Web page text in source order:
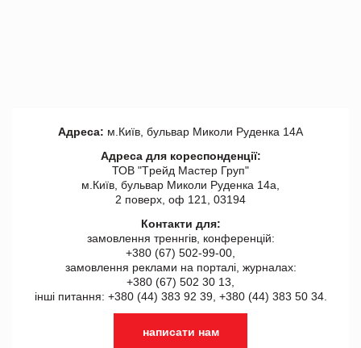
Адреса: м.Київ, бульвар Миколи Руденка 14А
Адреса для кореспонденції:
ТОВ "Tрейд Мастер Груп"
м.Київ, бульвар Миколи Руденка 14а,
2 поверх, оф 121, 03194
Контакти для:
замовлення треннгів, конференцій:
+380 (67) 502-99-00,
замовлення реклами на порталі, журналах:
+380 (67) 502 30 13,
інші питання: +380 (44) 383 92 39, +380 (44) 383 50 34.
написати нам